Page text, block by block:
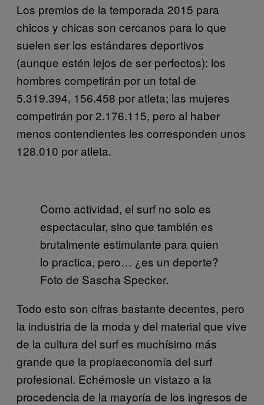
Los premios de la temporada 2015 para
chicos y chicas son cercanos para lo que
suelen ser los estándares deportivos
(aunque estén lejos de ser perfectos): los
hombres competirán por un total de
5.319.394, 156.458 por atleta; las mujeres
competirán por 2.176.115, pero al haber
menos contendientes les corresponden unos
128.010 por atleta.
Como actividad, el surf no solo es
espectacular, sino que también es
brutalmente estimulante para quien
lo practica, pero… ¿es un deporte?
Foto de Sascha Specker.
Todo esto son cifras bastante decentes, pero
la industria de la moda y del material que vive
de la cultura del surf es muchísimo más
grande que la propiaeconomía del surf
profesional. Echémosle un vistazo a la
procedencia de la mayoría de los ingresos de